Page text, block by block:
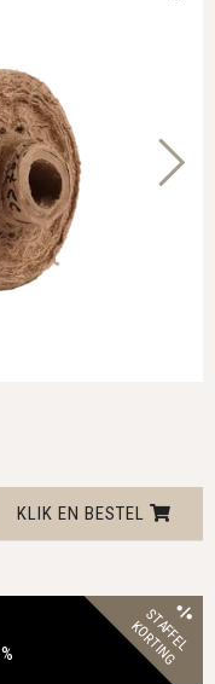
KLIK EN BESTEL
% STAFFEL
KORTING